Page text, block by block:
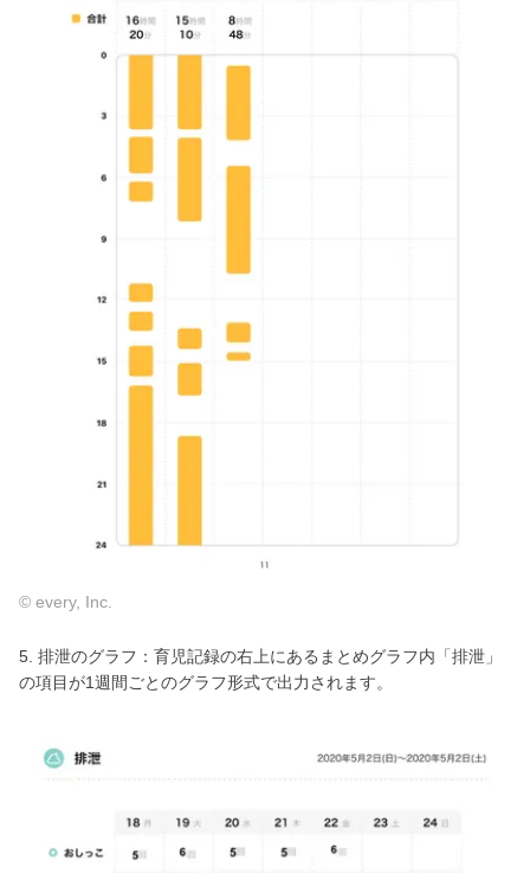
© every, Inc.
5. 排泄のグラフ：育児記録の右上にあるまとめグラフ内「排泄」
の項目が1週間ごとのグラフ形式で出力されます。